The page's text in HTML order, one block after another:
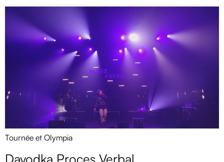
Tournée et Olympia
Davodka Proces Verbal